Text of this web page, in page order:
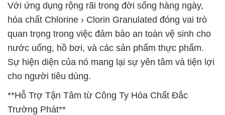
Với ứng dụng rộng rãi trong đời sống hàng ngày,
hóa chất Chlorine › Clorin Granulated đóng vai trò
quan trọng trong việc đảm bảo an toàn vệ sinh cho
nước uống, hồ bơi, và các sản phẩm thực phẩm.
Sự hiện diện của nó mang lại sự yên tâm và tiện lợi
cho người tiêu dùng.
**Hỗ Trợ Tận Tâm từ Công Ty Hóa Chất Đắc
Trường Phát**